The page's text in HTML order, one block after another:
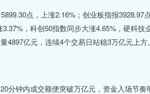
点，上涨2.16%；创业板指报3928.97
，科创50指数同步大涨4.65%，硬科技
亿元，连续4个交易日站稳3万亿元上方。
分钟内成交额便突破万亿元，资金入场节奏